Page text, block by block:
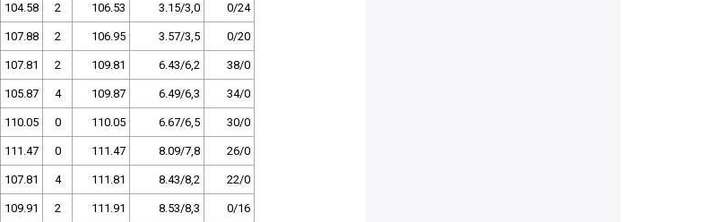
104.58 2 106.53 3.15/3,0 0/24
107.88 2 106.95 3.57/3,5 0/20
107.81 2 109.81 6.43/6,2 38/0
105.87 4 109.87 6.49/6,3 34/0
110.05 0 110.05 6.67/6,5 30/0
111.47 0 111.47 8.09/7,8 26/0
107.81 4 111.81 8.43/8,2 22/0
109.91 2 111.91 8.53/8,3 0/16